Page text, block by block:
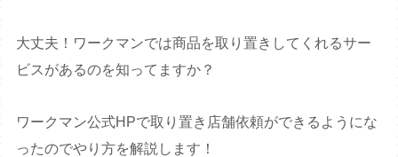
大丈夫！ワークマンでは商品を取り置きしてくれるサー
ビスがあるのを知ってますか？
ワークマン公式HPで取り置き店舗依頼ができるようにな
ったのでやり方を解説します！